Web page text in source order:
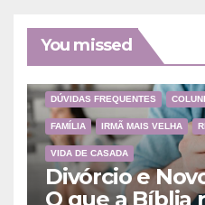
You missed
DÚVIDAS FREQUENTES
FAMÍLIA IRMÃ MAIS VELHA
VIDA DE CASADA
Divórcio e
O que a Bíblia